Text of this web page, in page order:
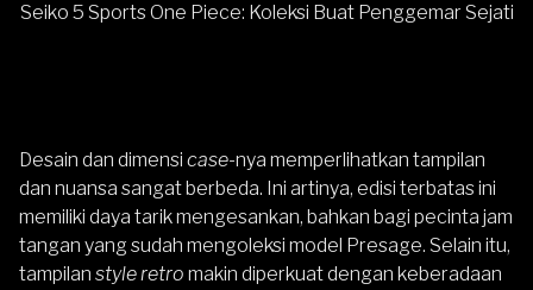
Seiko 5 Sports One Piece: Koleksi Buat Penggemar Sejati
Desain dan dimensi case-nya memperlihatkan tampilan
dan nuansa sangat berbeda. Ini artinya, edisi terbatas ini
memiliki daya tarik mengesankan, bahkan bagi pecinta jam
tangan yang sudah mengoleksi model Presage. Selain itu,
tampilan style retro makin diperkuat dengan keberadaan